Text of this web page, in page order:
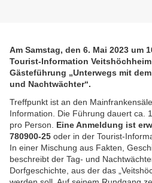
Am Samstag, den 6. Mai 2023 um
Tourist-Information
Gästeführung „Unterwegs mit
und Nachtwächter“.
Treffpunkt ist an den
Information. Die Führung dauert ca.
pro Person. Eine Anmeldung ist
780900-25 oder in der Tourist-
In einer Mischung aus Fakten,
beschreibt der Tag- und
Dorfgeschichte, aus der das